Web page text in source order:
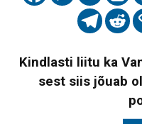
Kindlasti liitu ka
sest siis jõuab